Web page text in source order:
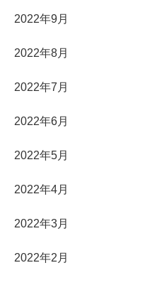
2022年9月
2022年8月
2022年7月
2022年6月
2022年5月
2022年4月
2022年3月
2022年2月